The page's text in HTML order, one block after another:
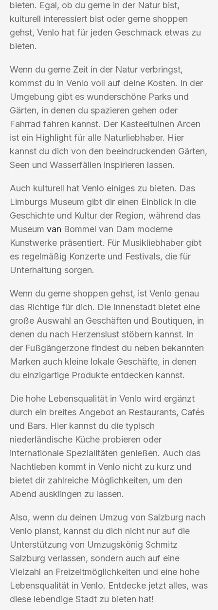
bieten. Egal, ob du gerne in der Natur bist,
kulturell interessiert bist oder gerne shoppen
gehst, Venlo hat für jeden Geschmack etwas zu
bieten.
Wenn du gerne Zeit in der Natur verbringst,
kommst du in Venlo voll auf deine Kosten. In der
Umgebung gibt es wunderschöne Parks und
Gärten, in denen du spazieren gehen oder
Fahrrad fahren kannst. Der Kasteeltuinen Arcen
ist ein Highlight für alle Naturliebhaber. Hier
kannst du dich von den beeindruckenden Gärten,
Seen und Wasserfällen inspirieren lassen.
Auch kulturell hat Venlo einiges zu bieten. Das
Limburgs Museum gibt dir einen Einblick in die
Geschichte und Kultur der Region, während das
Museum van Bommel van Dam moderne
Kunstwerke präsentiert. Für Musikliebhaber gibt
es regelmäßig Konzerte und Festivals, die für
Unterhaltung sorgen.
Wenn du gerne shoppen gehst, ist Venlo genau
das Richtige für dich. Die Innenstadt bietet eine
große Auswahl an Geschäften und Boutiquen, in
denen du nach Herzenslust stöbern kannst. In
der Fußgängerzone findest du neben bekannten
Marken auch kleine lokale Geschäfte, in denen
du einzigartige Produkte entdecken kannst.
Die hohe Lebensqualität in Venlo wird ergänzt
durch ein breites Angebot an Restaurants, Cafés
und Bars. Hier kannst du die typisch
niederländische Küche probieren oder
internationale Spezialitäten genießen. Auch das
Nachtleben kommt in Venlo nicht zu kurz und
bietet dir zahlreiche Möglichkeiten, um den
Abend ausklingen zu lassen.
Also, wenn du deinen Umzug von Salzburg nach
Venlo planst, kannst du dich nicht nur auf die
Unterstützung von Umzugskönig Schmitz
Salzburg verlassen, sondern auch auf eine
Vielzahl an Freizeitmöglichkeiten und eine hohe
Lebensqualität in Venlo. Entdecke jetzt alles, was
diese lebendige Stadt zu bieten hat!